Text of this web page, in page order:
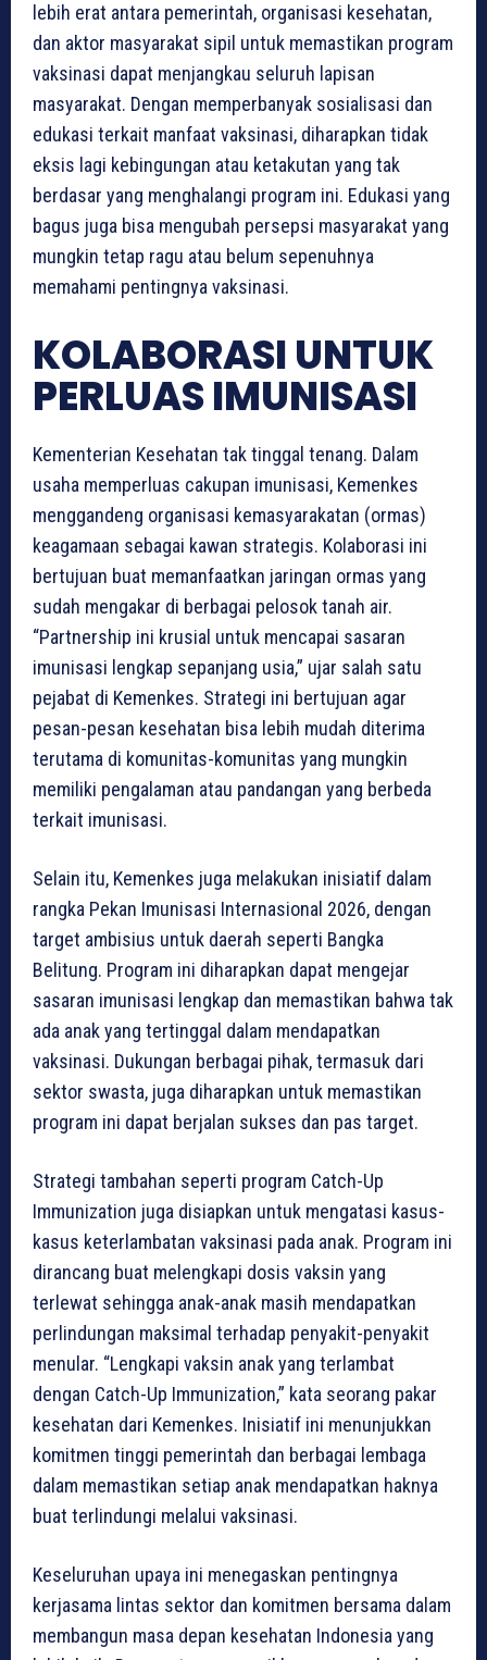
lebih erat antara pemerintah, organisasi kesehatan,
dan aktor masyarakat sipil untuk memastikan program
vaksinasi dapat menjangkau seluruh lapisan
masyarakat. Dengan memperbanyak sosialisasi dan
edukasi terkait manfaat vaksinasi, diharapkan tidak
eksis lagi kebingungan atau ketakutan yang tak
berdasar yang menghalangi program ini. Edukasi yang
bagus juga bisa mengubah persepsi masyarakat yang
mungkin tetap ragu atau belum sepenuhnya
memahami pentingnya vaksinasi.
KOLABORASI UNTUK
PERLUAS IMUNISASI
Kementerian Kesehatan tak tinggal tenang. Dalam
usaha memperluas cakupan imunisasi, Kemenkes
menggandeng organisasi kemasyarakatan (ormas)
keagamaan sebagai kawan strategis. Kolaborasi ini
bertujuan buat memanfaatkan jaringan ormas yang
sudah mengakar di berbagai pelosok tanah air.
“Partnership ini krusial untuk mencapai sasaran
imunisasi lengkap sepanjang usia,” ujar salah satu
pejabat di Kemenkes. Strategi ini bertujuan agar
pesan-pesan kesehatan bisa lebih mudah diterima
terutama di komunitas-komunitas yang mungkin
memiliki pengalaman atau pandangan yang berbeda
terkait imunisasi.
Selain itu, Kemenkes juga melakukan inisiatif dalam
rangka Pekan Imunisasi Internasional 2026, dengan
target ambisius untuk daerah seperti Bangka
Belitung. Program ini diharapkan dapat mengejar
sasaran imunisasi lengkap dan memastikan bahwa tak
ada anak yang tertinggal dalam mendapatkan
vaksinasi. Dukungan berbagai pihak, termasuk dari
sektor swasta, juga diharapkan untuk memastikan
program ini dapat berjalan sukses dan pas target.
Strategi tambahan seperti program Catch-Up
Immunization juga disiapkan untuk mengatasi kasus-
kasus keterlambatan vaksinasi pada anak. Program ini
dirancang buat melengkapi dosis vaksin yang
terlewat sehingga anak-anak masih mendapatkan
perlindungan maksimal terhadap penyakit-penyakit
menular. “Lengkapi vaksin anak yang terlambat
dengan Catch-Up Immunization,” kata seorang pakar
kesehatan dari Kemenkes. Inisiatif ini menunjukkan
komitmen tinggi pemerintah dan berbagai lembaga
dalam memastikan setiap anak mendapatkan haknya
buat terlindungi melalui vaksinasi.
Keseluruhan upaya ini menegaskan pentingnya
kerjasama lintas sektor dan komitmen bersama dalam
membangun masa depan kesehatan Indonesia yang